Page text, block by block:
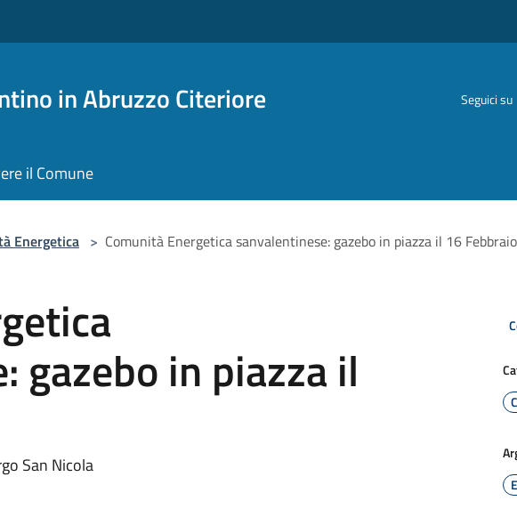
in Abruzzo Citeriore Seguici su
il Comune
Energetica > Comunità Energetica sanvalentinese: gazebo in piazza il 16 Febbraio
gazebo in piazza il
San Nicola